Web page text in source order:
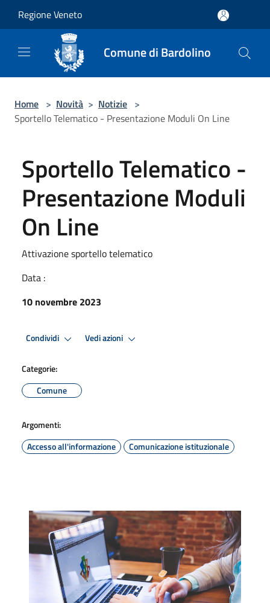
Regione Veneto
Comune di Bardolino
Home > Novità > Notizie >
Sportello Telematico - Presentazione Moduli On Line
Sportello Telematico -
Presentazione Moduli
On Line
Attivazione sportello telematico
Data :
10 novembre 2023
Condividi Vedi azioni
Categorie:
Comune
Argomenti:
Accesso all'informazione
Comunicazione istituzionale